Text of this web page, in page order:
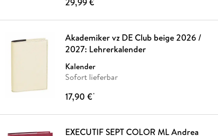
Akademiker vz DE Club beige 2026 /
2027: Lehrerkalender
Kalender
Sofort lieferbar
17,90 €*
EXECUTIF SEPT COLOR ML Andrea